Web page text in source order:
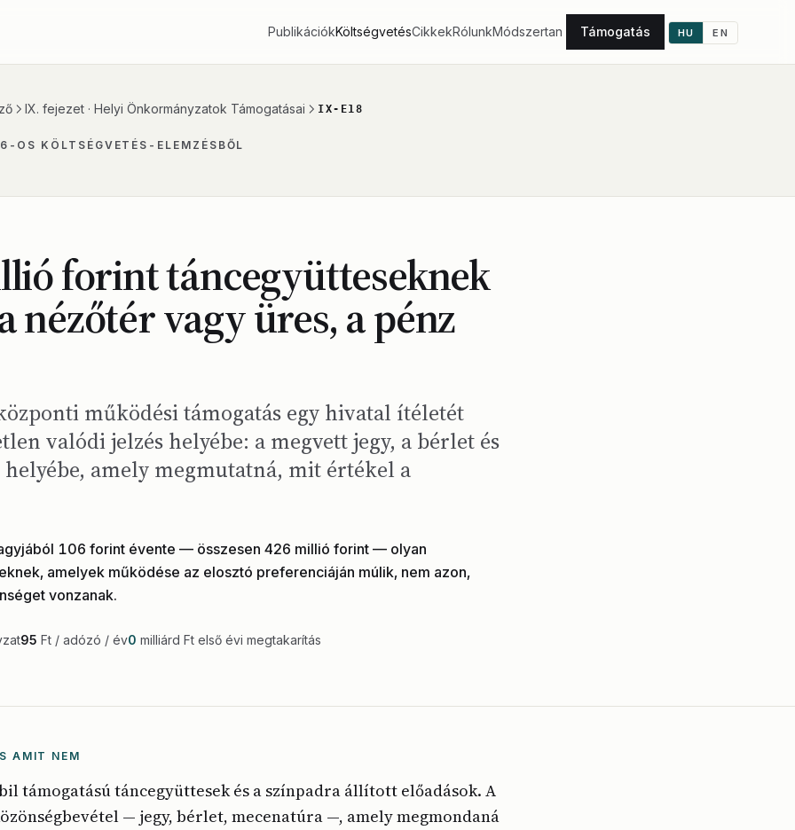
PublikációkKöltségvetésCikkekRólunkMódszertan Támogatás HU EN
IX. fejezet · Helyi Önkormányzatok Támogatásai IX-E18
OS KÖLTSÉGVETÉS-ELEMZÉSBŐL
forint táncegyütteseknek
nézőtér vagy üres, a pénz
működési támogatás egy hivatal ítéletét
valódi jelzés helyébe: a megvett jegy, a bérlet és
helyébe, amely megmutatná, mit értékel a
106 forint évente — összesen 426 millió forint — olyan
amelyek működése az elosztó preferenciáján múlik, nem azon,
vonzanak.
95 Ft / adózó / év0 milliárd Ft első évi megtakarítás
AMIT NEM
támogatású táncegyüttesek és a színpadra állított előadások. A
— jegy, bérlet, mecenatúra —, amely megmondaná